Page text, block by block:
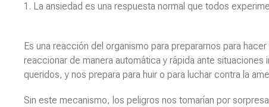
1. La ansiedad es una respuesta normal que todos
Es una reacción del organismo para prepararnos para
reaccionar de manera automática y rápida ante
queridos, y nos prepara para huir o para luchar contra la
Sin este mecanismo, los peligros nos tomarían por